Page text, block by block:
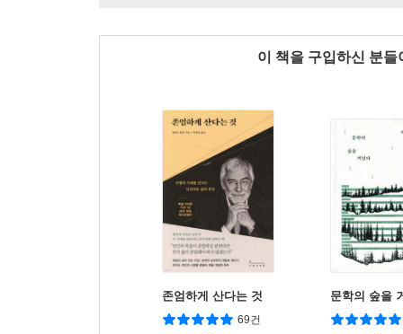
이 책을 구입하신 분
존엄하게 산다는 것
69건
문학의 숲을